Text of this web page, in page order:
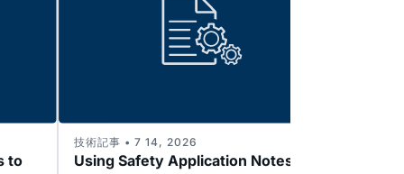
to
Using Safety Application Notes to
技術記事 • 7 14, 2026